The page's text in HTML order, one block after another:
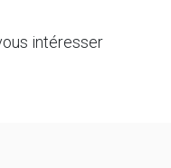
intéresser